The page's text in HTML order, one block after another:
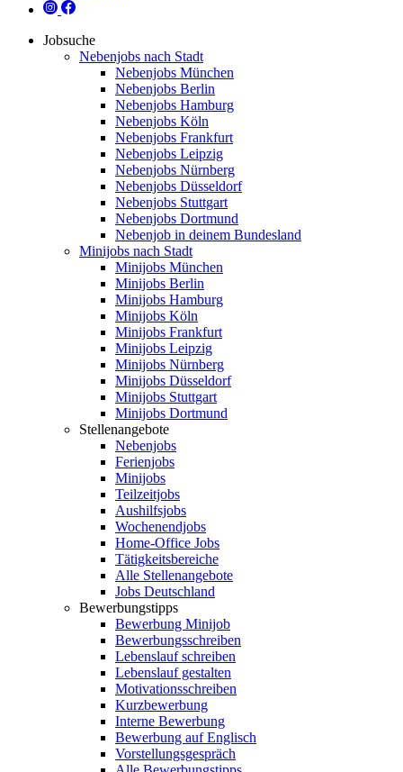
Jobsuche
Nebenjobs nach Stadt
Nebenjobs München
Nebenjobs Berlin
Nebenjobs Hamburg
Nebenjobs Köln
Nebenjobs Frankfurt
Nebenjobs Leipzig
Nebenjobs Nürnberg
Nebenjobs Düsseldorf
Nebenjobs Stuttgart
Nebenjobs Dortmund
Nebenjob in deinem Bundesland
Minijobs nach Stadt
Minijobs München
Minijobs Berlin
Minijobs Hamburg
Minijobs Köln
Minijobs Frankfurt
Minijobs Leipzig
Minijobs Nürnberg
Minijobs Düsseldorf
Minijobs Stuttgart
Minijobs Dortmund
Stellenangebote
Nebenjobs
Ferienjobs
Minijobs
Teilzeitjobs
Aushilfsjobs
Wochenendjobs
Home-Office Jobs
Tätigkeitsbereiche
Alle Stellenangebote
Jobs Deutschland
Bewerbungstipps
Bewerbung Minijob
Bewerbungsschreiben
Lebenslauf schreiben
Lebenslauf gestalten
Motivationsschreiben
Kurzbewerbung
Interne Bewerbung
Bewerbung auf Englisch
Vorstellungsgespräch